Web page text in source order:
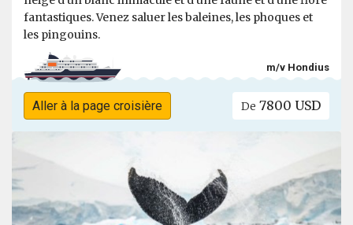
fantastiques. Venez saluer les baleines, les phoques et
les pingouins.
m/v Hondius
Aller à la page croisière De 7800 USD